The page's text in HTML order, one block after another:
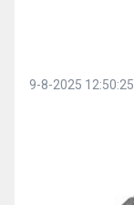
9-8-2025 12:50:25